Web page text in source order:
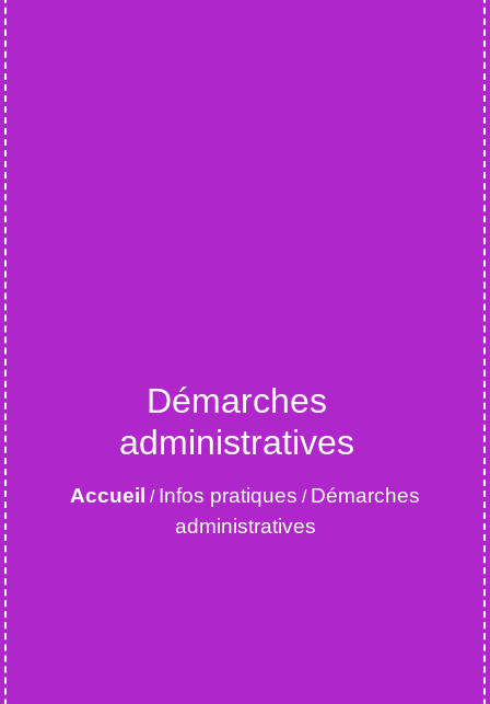
Démarches
administratives
Accueil / Infos pratiques / Démarches
administratives